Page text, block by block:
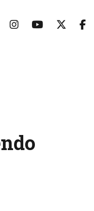
Link aLink a